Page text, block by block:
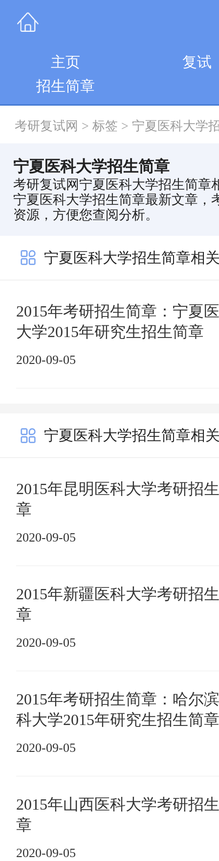
主页 复试
招生简章
考研复试网 > 标签 > 宁夏医科大学
宁夏医科大学招生简章
考研复试网宁夏医科大学招生简章
宁夏医科大学招生简章最新文章，
资源，方便您查阅分析。
宁夏医科大学招生简章相
2015年考研招生简章：宁夏
大学2015年研究生招生简章
2020-09-05
宁夏医科大学招生简章相
2015年昆明医科大学考研招
章
2020-09-05
2015年新疆医科大学考研招
章
2020-09-05
2015年考研招生简章：哈尔
科大学2015年研究生招生简章
2020-09-05
2015年山西医科大学考研招
章
2020-09-05